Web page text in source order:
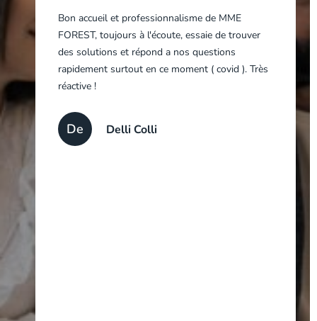
4/5
Bon accueil et professionnalisme de MME
FOREST, toujours à l'écoute, essaie de trouver
des solutions et répond a nos questions
rapidement surtout en ce moment ( covid ). Très
réactive !
De Delli Colli